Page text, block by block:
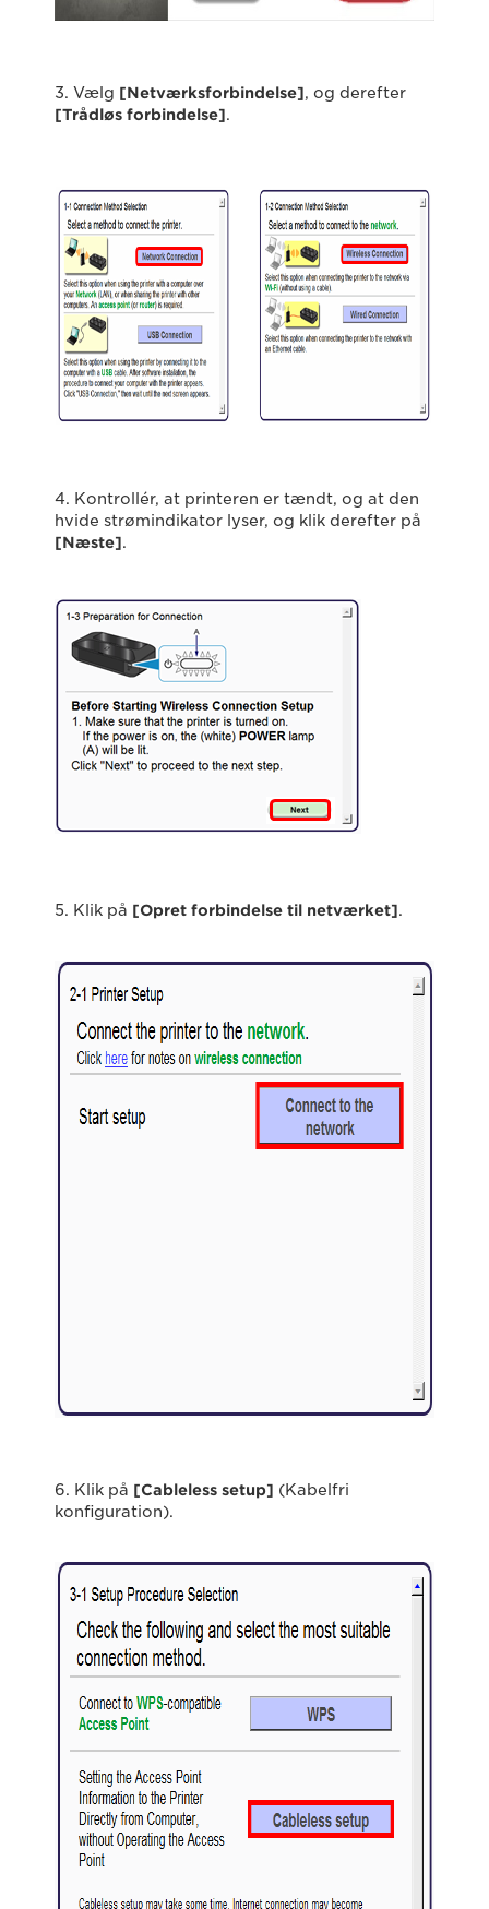
3. Vælg [Netværksforbindelse], og derefter
[Trådløs forbindelse].
4. Kontrollér, at printeren er tændt, og at den
hvide strømindikator lyser, og klik derefter på
[Næste].
5. Klik på [Opret forbindelse til netværket].
6. Klik på [Cableless setup] (Kabelfri
konfiguration).